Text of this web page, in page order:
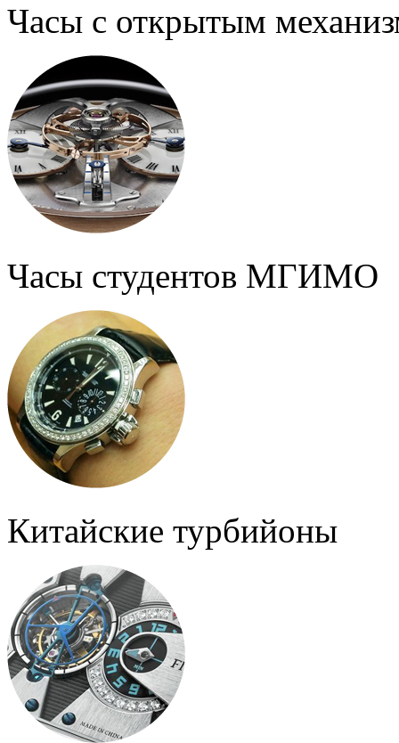
Часы с открытым
Часы студентов МГИМО
Китайские турбийоны